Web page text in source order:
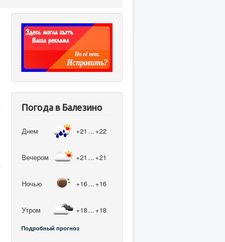
Погода в Балезино
Днем +21 ... +22
Вечером +21 ... +21
Ночью +16... +16
Утром +18... +18
Подробный прогноз